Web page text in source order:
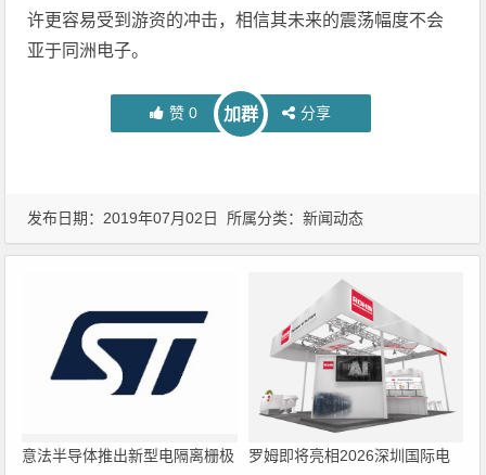
许更容易受到游资的冲击，相信其未来的震荡幅度不会
亚于同洲电子。
赞 0 加群 分享
发布日期：2019年07月02日 所属分类：新闻动态
意法半导体推出新型电隔离栅极
罗姆即将亮相2026深圳国际电